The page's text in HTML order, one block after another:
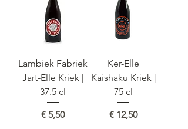
Lambiek Fabriek
Jart-Elle Kriek |
37.5 cl
Prijs
€ 5,50
Ker-Elle
Kaishaku Kriek |
75 cl
Prijs
€ 12,50